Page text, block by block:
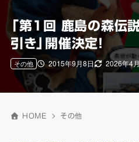
「第１回 鹿島の森伝
引き」開催決定！
2015年9月8日 2026年4
その他
HOME その他